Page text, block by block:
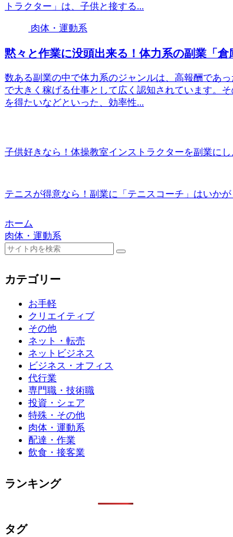
トラクター」は、子供と接する...
肉体・運動系
黙々と作業に没頭出来る！体力系の副業「倉
数ある副業の中で体力系のジャンルは、高報酬であ
で大きく稼げる仕事として広く認知されています。
を得たいなどといった、効率性...
子供好きなら！体操教室インストラクターを副業にし
テニスが得意なら！副業に「テニスコーチ」はいかが
ホーム
肉体・運動系
カテゴリー
お手軽
クリエイティブ
その他
ネット・転売
ネットビジネス
ビジネス・オフィス
代行業
専門職・技術職
投資・シェア
特殊・その他
肉体・運動系
配達・作業
飲食・接客業
ランキング
タグ